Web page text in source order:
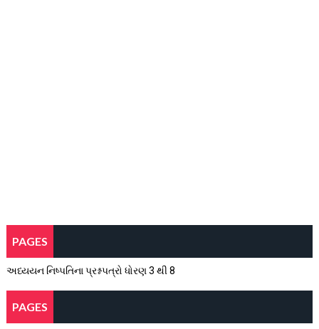
PAGES
અધ્યયન નિષ્પતિના પ્રશ્નપત્રો ધોરણ 3 થી 8
PAGES